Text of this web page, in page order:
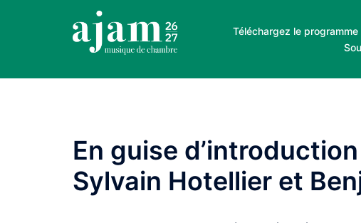
Téléchargez le
En guise
Sylvain Hotellier et